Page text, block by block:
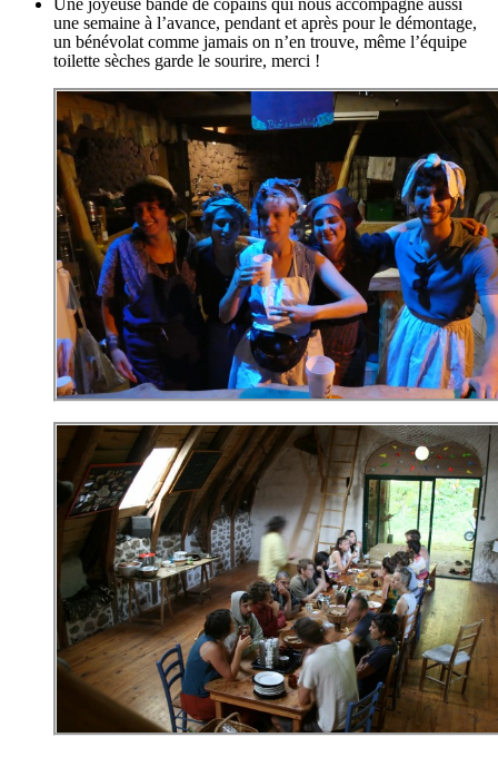
Une joyeuse bande de copains qui nous accompagne aussi
une semaine à l’avance, pendant et après pour le démontage,
un bénévolat comme jamais on n’en trouve, même l’équipe
toilette sèches garde le sourire, merci !